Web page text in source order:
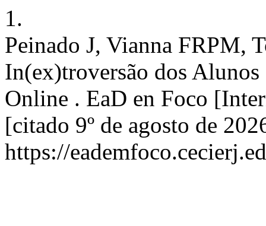
1.
Peinado J, Vianna FRPM,
In(ex)troversão dos
Online . EaD en Foco
[citado 9º de agosto de
https://